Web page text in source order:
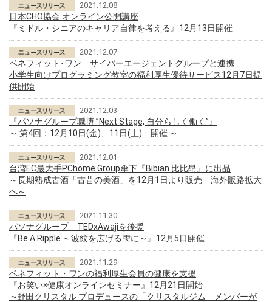
2021.12.08
日本CHO協会 オンライン公開講座
『ミドル・シニアのキャリア自律を考える』12月13日開催
2021.12.07
ベネフィット･ワン サイバーエージェントグループと連携
小学生向けプログラミング教室の福利厚生優待サービス12月7日提
供開始
2021.12.03
『パソナグループ職博 ”Next Stage, 自分らしく働く”』
～ 第4回：12月10日(金)、11日(土) 開催 ～
2021.12.01
台湾EC最大手PChome Group傘下『Bibian 比比昂』に出品
～長期熟成古酒「古昔の美酒」を12月1日より販売 海外販路拡大
へ～
2021.11.30
パソナグループ TEDxAwajiを後援
『Be A Ripple ～波紋を広げる雫に～』12月5日開催
2021.11.29
ベネフィット・ワンの福利厚生会員の健康を支援
『お笑い×健康オンラインセミナー』12月21日開始
~野田クリスタル プロデュースの「クリスタルジム」メンバーが